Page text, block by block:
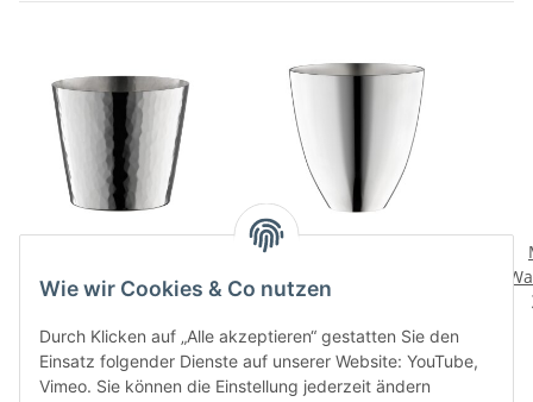
Destillatebecher
285,00 CHF*
Wie wir Cookies & Co nutzen
Durch Klicken auf „Alle akzeptieren“ gestatten Sie den
Einsatz folgender Dienste auf unserer Website: YouTube,
Vimeo. Sie können die Einstellung jederzeit ändern